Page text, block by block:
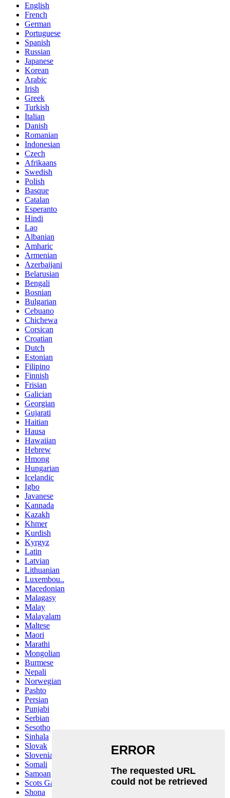
English
French
German
Portuguese
Spanish
Russian
Japanese
Korean
Arabic
Irish
Greek
Turkish
Italian
Danish
Romanian
Indonesian
Czech
Afrikaans
Swedish
Polish
Basque
Catalan
Esperanto
Hindi
Lao
Albanian
Amharic
Armenian
Azerbaijani
Belarusian
Bengali
Bosnian
Bulgarian
Cebuano
Chichewa
Corsican
Croatian
Dutch
Estonian
Filipino
Finnish
Frisian
Galician
Georgian
Gujarati
Haitian
Hausa
Hawaiian
Hebrew
Hmong
Hungarian
Icelandic
Igbo
Javanese
Kannada
Kazakh
Khmer
Kurdish
Kyrgyz
Latin
Latvian
Lithuanian
Luxembou..
Macedonian
Malagasy
Malay
Malayalam
Maltese
Maori
Marathi
Mongolian
Burmese
Nepali
Norwegian
Pashto
Persian
Punjabi
Serbian
Sesotho
Sinhala
Slovak
Slovenian
Somali
Samoan
Scots Gaelic
Shona